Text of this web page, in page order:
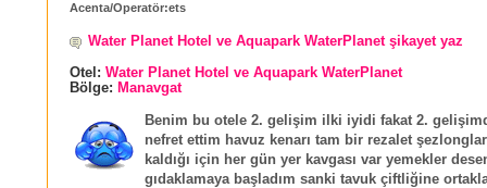
Acenta/Operatör:ets
Water Planet Hotel ve Aquapark WaterPlanet şikayet yaz
Otel: Water Planet Hotel ve Aquapark WaterPlanet
Bölge: Manavgat
Benim bu otele 2. gelişim ilki iyidi fakat 2.
nefret ettim havuz kenarı tam bir rezalet
kaldığı için her gün yer kavgası var yemekler
gıdaklamaya başladım sanki tavuk çiftliğine